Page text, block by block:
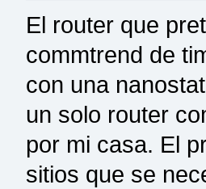
El router que
commtrend de
con una
un solo router
por mi casa. El
sitios que se